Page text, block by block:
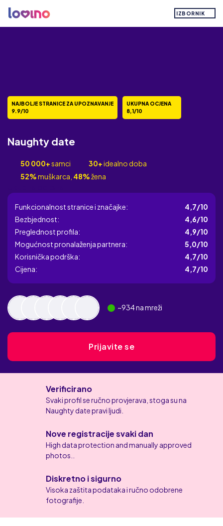
IZBORNIK
NAJBOLJE STRANICE ZA UPOZNAVANJE
9.9/10
UKUPNA OCJENA
8,1/10
Naughty date
50 000+samci 30+idealno doba
52%muškarca, 48%žena
Funkcionalnost stranice i značajke:
4,7/10
Bezbjednost:
4,6/10
Preglednost profila:
4,9/10
Mogućnost pronalaženja partnera:
5,0/10
Korisnička podrška:
4,7/10
Cijena:
4,7/10
~934na mreži
Prijavite se
Verificirano
Svaki profil se ručno provjerava, stoga su na
Naughty date pravi ljudi.
Nove registracije svaki dan
High data protection and manually approved
photos..
Diskretno i sigurno
Visoka zaštita podataka i ručno odobrene
fotografije.